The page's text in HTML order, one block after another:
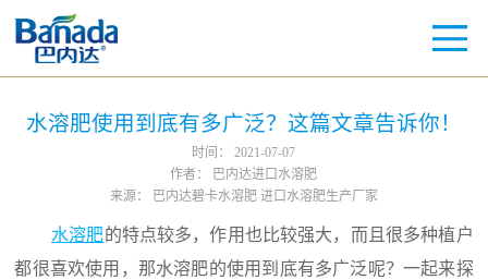
水溶肥使用到底有多广泛？这篇文章告诉你！
时间：
2021-07-07
作者：
巴内达进口水溶肥
来源：
巴内达碧卡水溶肥 进口水溶肥生产厂家
水溶肥的特点较多，作用也比较强大，而且很多种植户
都很喜欢使用，那水溶肥的使用到底有多广泛呢？一起来探